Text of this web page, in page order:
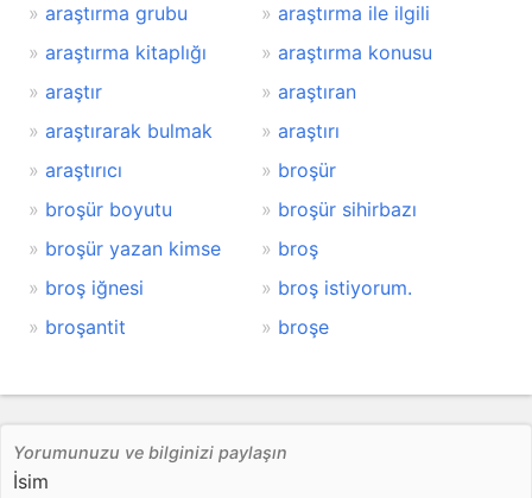
araştırma grubu
araştırma ile ilgili
araştırma kitaplığı
araştırma konusu
araştır
araştıran
araştırarak bulmak
araştırı
araştırıcı
broşür
broşür boyutu
broşür sihirbazı
broşür yazan kimse
broş
broş iğnesi
broş istiyorum.
broşantit
broşe
Yorumunuzu ve bilginizi paylaşın
İsim